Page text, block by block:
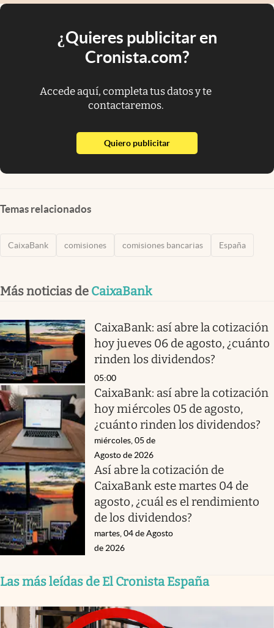
¿Quieres publicitar en
Cronista.com?
Accede aquí, completa tus datos y te
contactaremos.
Quiero publicitarabre en nueva pestaña
Temas relacionados
CaixaBank comisiones comisiones bancarias España
Más noticias de CaixaBank
CaixaBank: así abre la cotización
hoy jueves 06 de agosto, ¿cuánto
rinden los dividendos?
05:00
CaixaBank: así abre la cotización
hoy miércoles 05 de agosto,
¿cuánto rinden los dividendos?
miércoles, 05 de
Agosto de 2026
Así abre la cotización de
CaixaBank este martes 04 de
agosto, ¿cuál es el rendimiento
de los dividendos?
martes, 04 de Agosto
de 2026
Las más leídas de El Cronista España